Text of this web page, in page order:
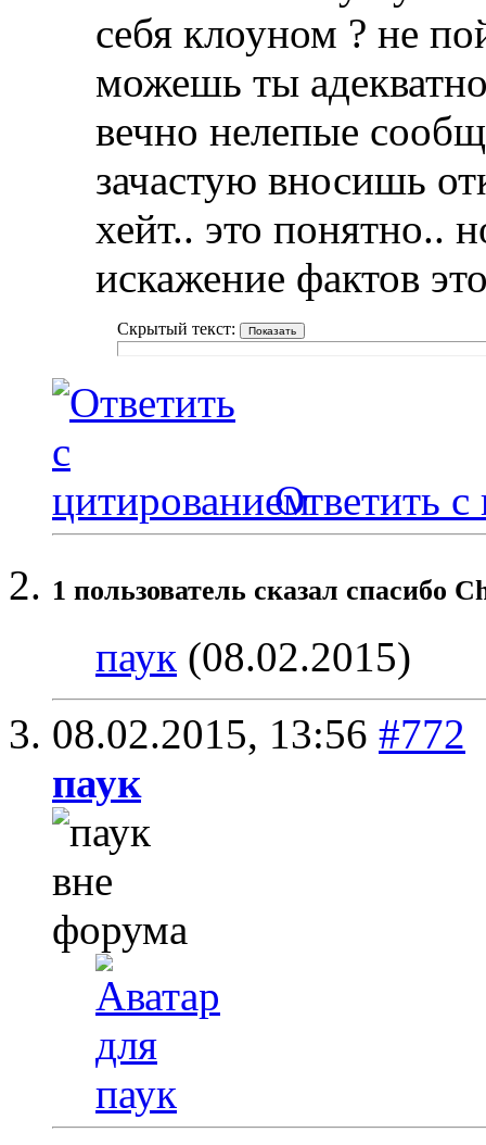
себя клоуном ? не
можешь ты
вечно нелепые
зачастую вносишь
хейт.. это понятно..
искажение фактов
Скрытый текст:
Ответить с
1 пользователь сказал cпасибо
паук (08.02.2015)
08.02.2015, 13:56 #772
паук